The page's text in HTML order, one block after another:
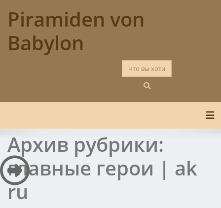
содержимому
Piramiden von
Babylon
Архив рубрики:
главные герои | ak
ru